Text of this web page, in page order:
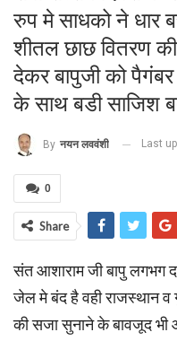
रुप मे साधको ने धार
शीतल छाछ वितरण
देकर बापुजी को पैगंबर
के साथ बडी साजिश
By नयन लववंशी Last
0
Share
संत आशाराम जी बापु लगभग
जेल मे बंद है वही राजस्थान व
की सजा सुनाने के बावजूद भी